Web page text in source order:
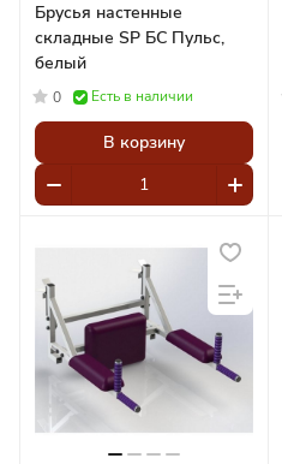
Брусья настенные
складные SP БС Пульс,
белый
0 Есть в наличии
В корзину